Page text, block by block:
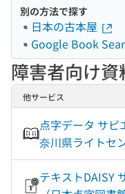
別の方法で探す
日本の古本屋
Google Book
障害者向け資
他サービス
点字データ サピ
奈川県ライトセ
テキストDAISY